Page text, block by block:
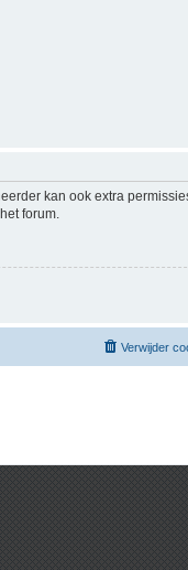
kan ook extra
forum.
Verwijder